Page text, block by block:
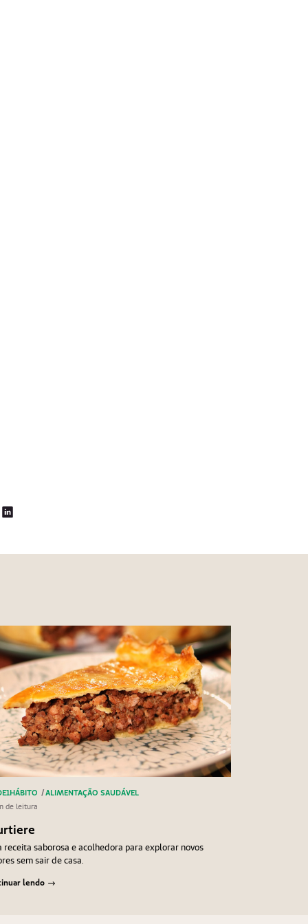
/ALIMENTAÇÃO SAUDÁVEL
de leitura
receita saborosa e acolhedora para explorar novos
sem sair de casa.
lendo